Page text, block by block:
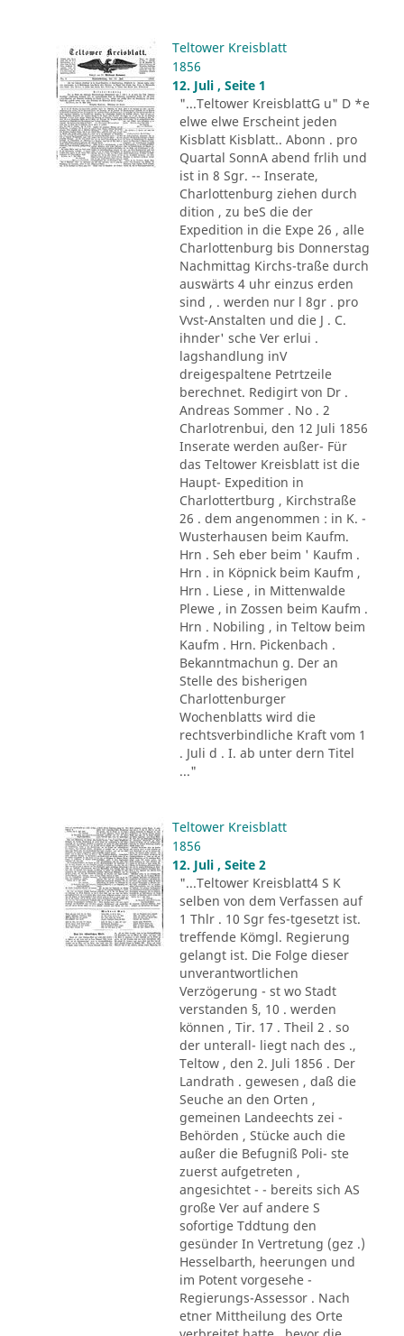
Teltower Kreisblatt
1856
12. Juli , Seite 1
"...Teltower KreisblattG u" D *e
elwe elwe Erscheint jeden
Kisblatt Kisblatt.. Abonn . pro
Quartal SonnA abend frlih und
ist in 8 Sgr. -- Inserate,
Charlottenburg ziehen durch
dition , zu beS die der
Expedition in die Expe 26 , alle
Charlottenburg bis Donnerstag
Nachmittag Kirchs-traße durch
auswärts 4 uhr einzus erden
sind , . werden nur l 8gr . pro
Vvst-Anstalten und die J . C.
ihnder' sche Ver erlui .
lagshandlung inV
dreigespaltene Petrtzeile
berechnet. Redigirt von Dr .
Andreas Sommer . No . 2
Charlotrenbui, den 12 Juli 1856
Inserate werden außer- Für
das Teltower Kreisblatt ist die
Haupt- Expedition in
Charlottertburg , Kirchstraße
26 . dem angenommen : in K. -
Wusterhausen beim Kaufm.
Hrn . Seh eber beim ' Kaufm .
Hrn . in Köpnick beim Kaufm ,
Hrn . Liese , in Mittenwalde
Plewe , in Zossen beim Kaufm .
Hrn . Nobiling , in Teltow beim
Kaufm . Hrn. Pickenbach .
Bekanntmachun g. Der an
Stelle des bisherigen
Charlottenburger
Wochenblatts wird die
rechtsverbindliche Kraft vom 1
. Juli d . I. ab unter dern Titel
..."
Teltower Kreisblatt
1856
12. Juli , Seite 2
"...Teltower Kreisblatt4 S K
selben von dem Verfassen auf
1 Thlr . 10 Sgr fes-tgesetzt ist.
treffende Kömgl. Regierung
gelangt ist. Die Folge dieser
unverantwortlichen
Verzögerung - st wo Stadt
verstanden §, 10 . werden
können , Tir. 17 . Theil 2 . so
der unterall- liegt nach des .,
Teltow , den 2. Juli 1856 . Der
Landrath . gewesen , daß die
Seuche an den Orten ,
gemeinen Landeechts zei -
Behörden , Stücke auch die
außer die Befugniß Poli- ste
zuerst aufgetreten ,
angesichtet - - bereits sich AS
große Ver auf andere S
sofortige Tddtung den
gesünder In Vertretung (gez .)
Hesselbarth, heerungen und
im Potent vorgesehe -
Regierungs-Assessor . Nach
etner Mittheilung des Orte